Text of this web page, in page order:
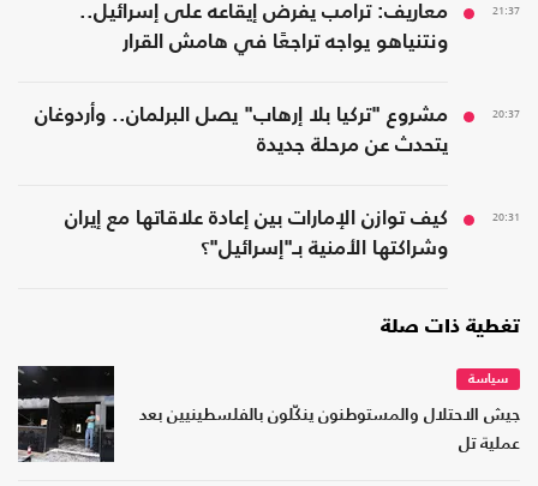
21:37
معاريف: ترامب يفرض إيقاعه على إسرائيل..
ونتنياهو يواجه تراجعًا في هامش القرار
20:37
مشروع "تركيا بلا إرهاب" يصل البرلمان.. وأردوغان
يتحدث عن مرحلة جديدة
20:31
كيف توازن الإمارات بين إعادة علاقاتها مع إيران
وشراكتها الأمنية بـ"إسرائيل"؟
تغطية ذات صلة
سياسة
جيش الاحتلال والمستوطنون ينكّلون بالفلسطينيين بعد
عملية تل